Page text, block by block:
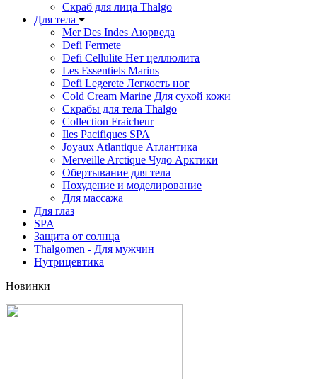
Скраб для лица Thalgo
Для тела
Mer Des Indes Аюрведа
Defi Fermete
Defi Cellulite Нет целлюлита
Les Essentiels Marins
Defi Legerete Легкость ног
Cold Cream Marine Для сухой кожи
Скрабы для тела Thalgo
Collection Fraicheur
Iles Pacifiques SPA
Joyaux Atlantique Атлантика
Merveille Arctique Чудо Арктики
Обертывание для тела
Похудение и моделирование
Для массажа
Для глаз
SPA
Защита от солнца
Thalgomen - Для мужчин
Нутрицевтика
Новинки